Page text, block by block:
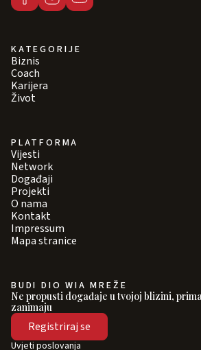
KATEGORIJE
Biznis
Coach
Karijera
Život
PLATFORMA
Vijesti
Network
Događaji
Projekti
O nama
Kontakt
Impressum
Mapa stranice
BUDI DIO WIA MREŽE
Ne propusti događaje u tvojoj blizini,
zanimaju
Registriraj se
Uvjeti poslovanja